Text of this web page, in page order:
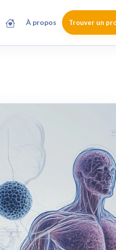
À propos Trouver un